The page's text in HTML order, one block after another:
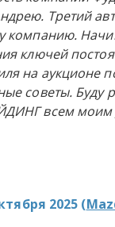
Третий
компанию.
ключей
на аукционе
советы. Буду
всем моим
2025 (